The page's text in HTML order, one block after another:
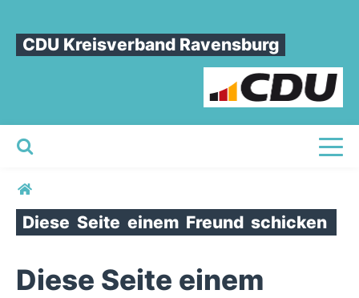
CDU Kreisverband Ravensburg
Sie sind hier
Diese Seite einem Freund schicken
Diese Seite einem